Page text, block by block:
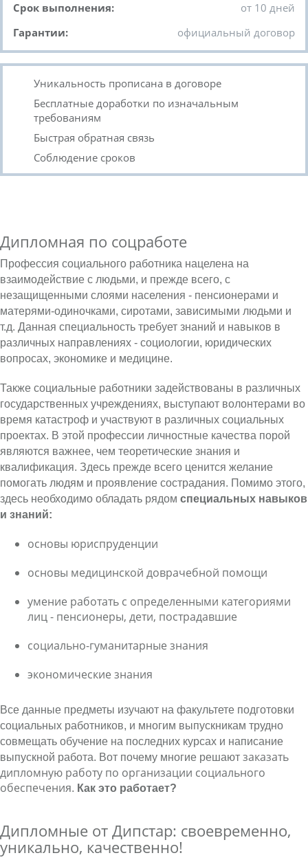
Срок выполнения:
от 10 дней
Гарантии:
официальный договор
Уникальность прописана в договоре
Бесплатные доработки по изначальным
требованиям
Быстрая обратная связь
Соблюдение сроков
Дипломная по соцработе
Профессия социального работника нацелена на
взаимодействие с людьми, и прежде всего, с
незащищенными слоями населения - пенсионерами и
матерями-одиночками, сиротами, зависимыми людьми и
т.д. Данная специальность требует знаний и навыков в
различных направлениях - социологии, юридических
вопросах, экономике и медицине.
Также социальные работники задействованы в различных
государственных учреждениях, выступают волонтерами во
время катастроф и участвуют в различных социальных
проектах. В этой профессии личностные качества порой
являются важнее, чем теоретические знания и
квалификация. Здесь прежде всего ценится желание
помогать людям и проявление сострадания. Помимо этого,
здесь необходимо обладать рядом специальных навыков
и знаний:
основы юриспруденции
основы медицинской доврачебной помощи
умение работать с определенными категориями
лиц - пенсионеры, дети, пострадавшие
социально-гуманитарные знания
экономические знания
Все данные предметы изучают на факультете подготовки
социальных работников, и многим выпускникам трудно
совмещать обучение на последних курсах и написание
выпускной работа. Вот почему многие решают заказать
дипломную работу по организации социального
обеспечения. Как это работает?
Дипломные от Дипстар: своевременно,
уникально, качественно!